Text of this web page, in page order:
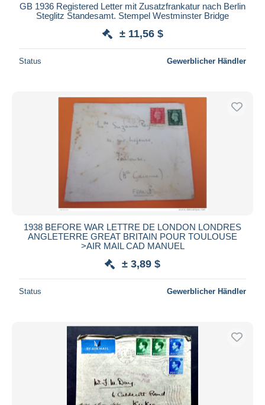
GB 1936 Registered Letter mit Zusatzfrankatur nach Berlin
Steglitz Standesamt. Stempel Westminster Bridge
± 11,56 $
Status Gewerblicher Händler
1938 BEFORE WAR LETTRE DE LONDON LONDRES
ANGLETERRE GREAT BRITAIN POUR TOULOUSE
>AIR MAIL CAD MANUEL
± 3,89 $
Status Gewerblicher Händler